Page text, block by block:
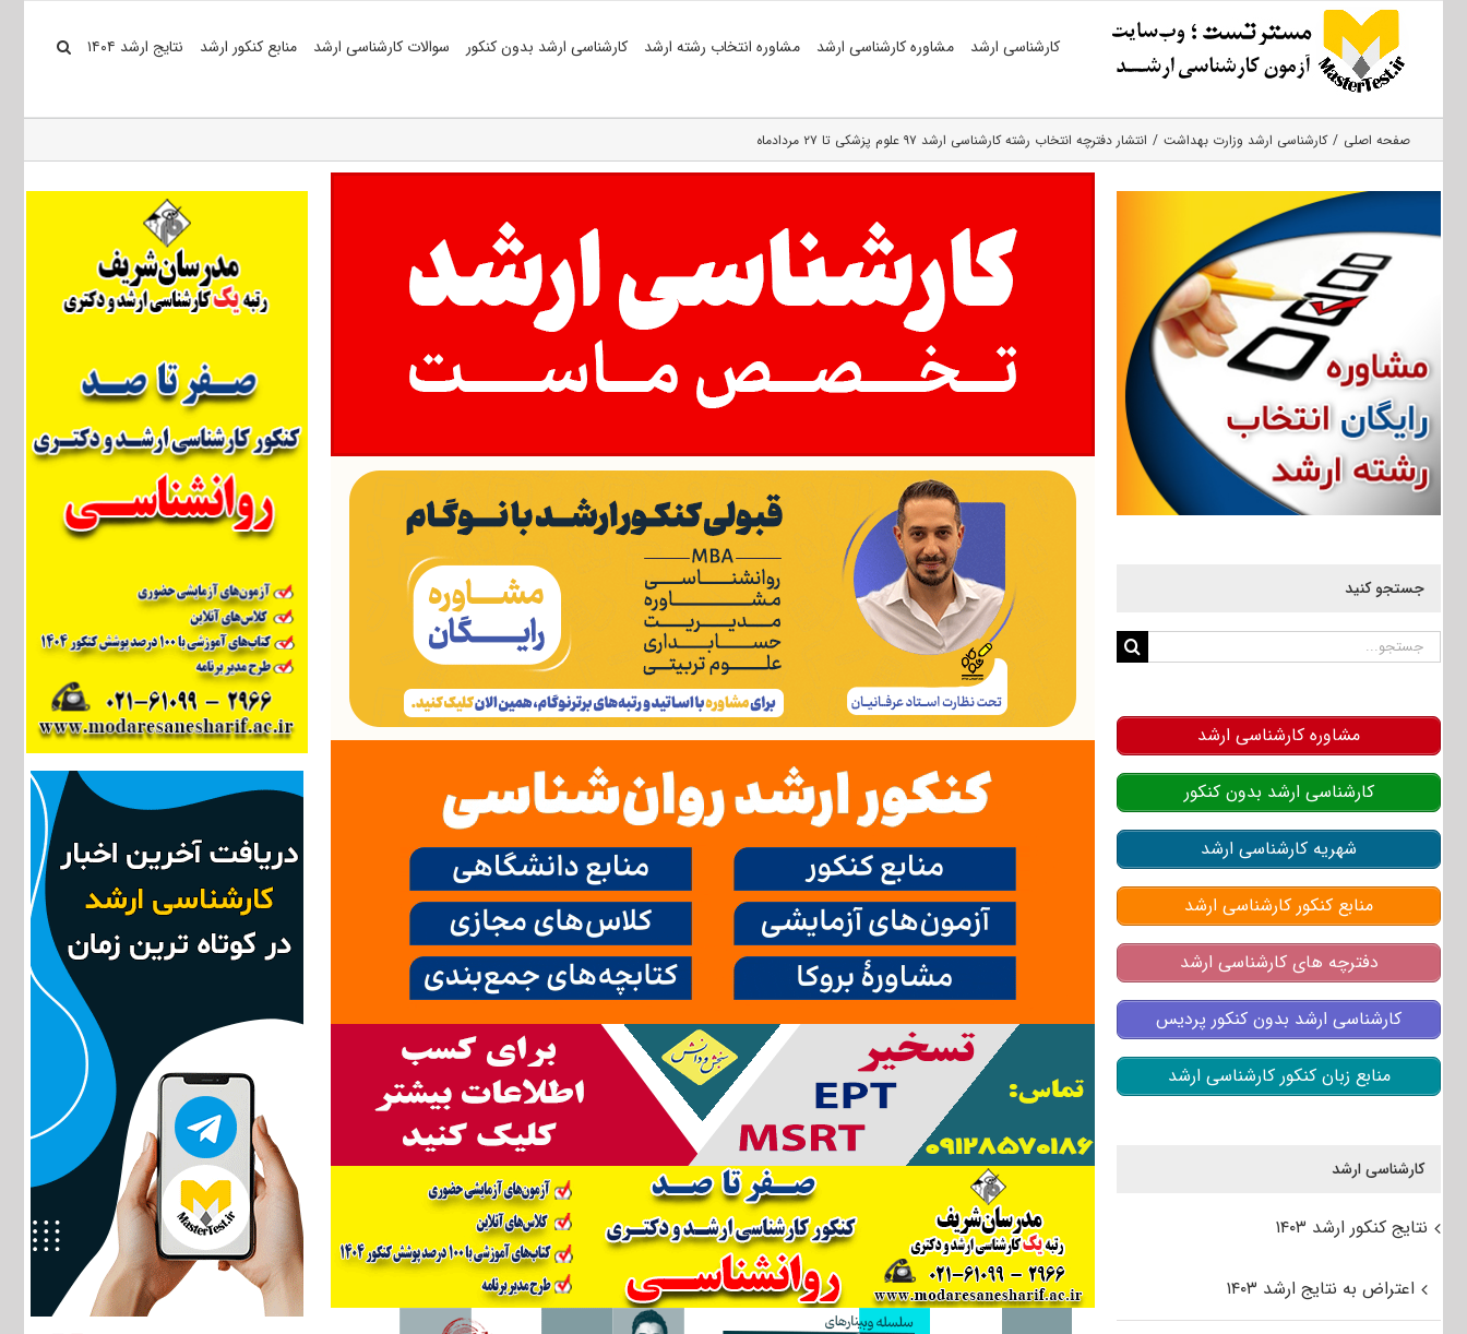
کارشناسی ارشد مشاوره کارشناسی ارشد مشاوره انتخاب رشته ارشد کارشناسی ارشد بدون کنکور سوالات کارشناسی ارشد منابع کنکور ارشد نتایج ارشد ۱۴۰۴
صفحه اصلی کارشناسی ارشد وزارت بهداشت انتشار دفترچه انتخاب رشته کارشناسی ارشد ۹۷ علوم پزشکی تا ۲۷ مردادماه
جستجو کنید
جستجو
مشاوره کارشناسی ارشد
کارشناسی ارشد بدون کنکور
شهریه کارشناسی ارشد
منابع کنکور کارشناسی ارشد
دفترچه های کارشناسی ارشد
کارشناسی ارشد بدون کنکور پردیس
منابع زبان کنکور کارشناسی ارشد
کارشناسی ارشد
نتایج کنکور ارشد ۱۴۰۳
اعتراض به نتایج ارشد ۱۴۰۳